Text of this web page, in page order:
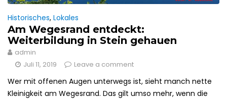
Historisches, Lokales
Am Wegesrand entdeckt:
Weiterbildung in Stein gehauen
admin
Juli 11, 2019
Leave a comment
Wer mit offenen Augen unterwegs ist, sieht manch nette
Kleinigkeit am Wegesrand. Das gilt umso mehr, wenn die